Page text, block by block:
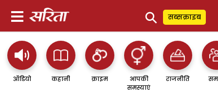
⚲ सब्सक्राइब
ऑडियो कहानी क्राइम
आपकी
समस्याएं
राजनीति